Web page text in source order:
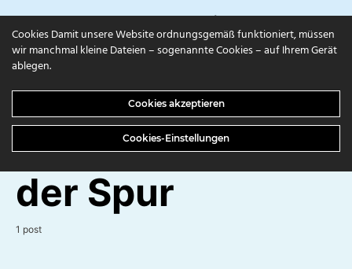
campuls.online
Einem Ismus auf
der Spur
1 post
Cookies Damit unsere Website ordnungsgemäß funktioniert, müssen
wir manchmal kleine Dateien – sogenannte Cookies – auf Ihrem Gerät
ablegen.
Cookies akzeptieren
Cookies-Einstellungen